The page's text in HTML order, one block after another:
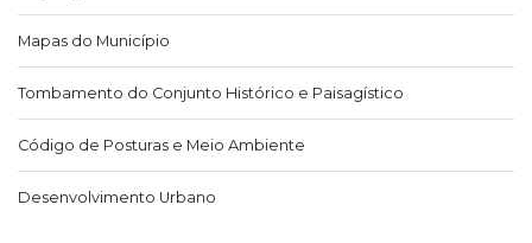
Mapas do Município
Tombamento do Conjunto Histórico e Paisagístico
Código de Posturas e Meio Ambiente
Desenvolvimento Urbano